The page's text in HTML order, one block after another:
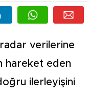
verilerine
hareket eden
ilerleyişini